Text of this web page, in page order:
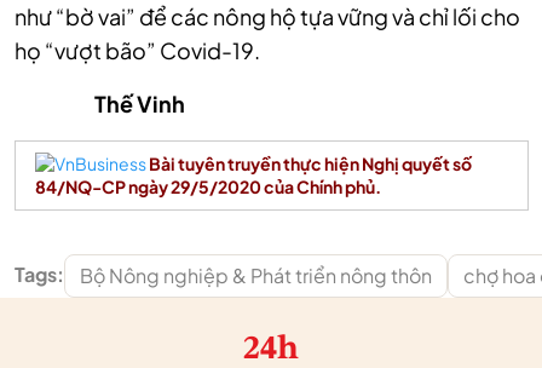
như “bờ vai” để các nông hộ tựa vững và chỉ lối cho
họ “vượt bão” Covid-19.
Thế Vinh
Bài tuyên truyền thực hiện Nghị quyết số
84/NQ-CP ngày 29/5/2020 của Chính phủ.
Tags: Bộ Nông nghiệp & Phát triển nông thôn chợ hoa
24h